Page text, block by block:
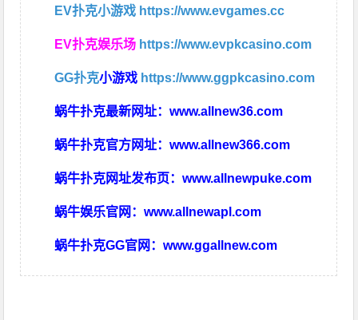
EV扑克小游戏 https://www.evgames.cc
EV扑克娱乐场 https://www.evpkcasino.com
GG扑克小游戏 https://www.ggpkcasino.com
蜗牛扑克最新网址：www.allnew36.com
蜗牛扑克官方网址：www.allnew366.com
蜗牛扑克网址发布页：www.allnewpuke.com
蜗牛娱乐官网：www.allnewapl.com
蜗牛扑克GG官网：www.ggallnew.com